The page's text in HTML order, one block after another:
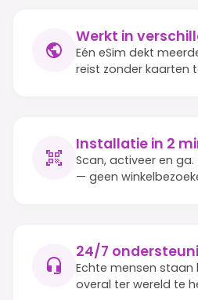
Werkt in
Eén eSim dekt
reist zonder kaarten
Installatie in 2
Scan, activeer en
— geen
24/7
Echte mensen staan
overal ter wereld te